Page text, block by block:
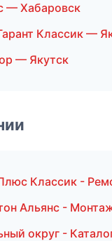
— Хабаровск
Классик —
— Якутск
Классик -
Альянс -
округ -